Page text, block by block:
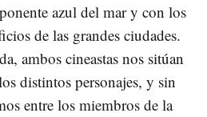
azul del mar y con los
de las grandes ciudades.
ambos cineastas nos sitúan
distintos personajes, y sin
entre los miembros de la